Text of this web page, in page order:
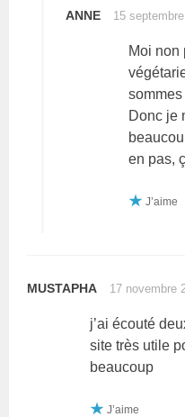
ANNE 15
Moi non
Donc je
en pas,
J’aime
MUSTAPHA 17 novembre
j’ai écouté
site très utile
beaucoup
J’aime